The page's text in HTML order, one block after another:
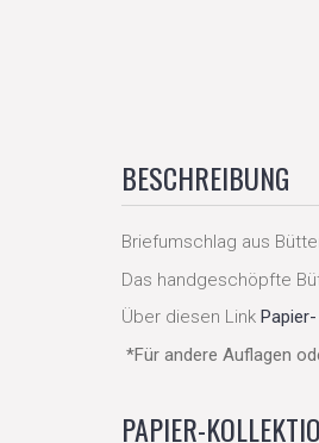
BESCHREIBUNG
Briefumschlag aus
Das handgeschöpfte
Über diesen Link
*Für andere Auflagen
PAPIER-